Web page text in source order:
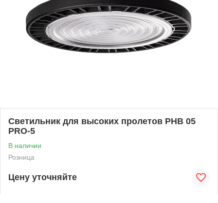
Светильник для высоких пролетов PHB 05
PRO-5
В наличии
Розница
Цену уточняйте